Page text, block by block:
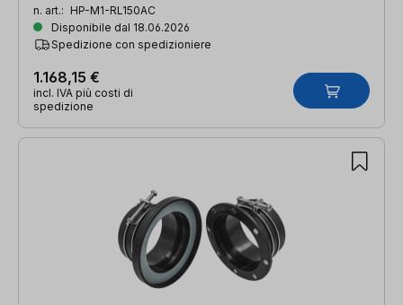
n. art.: HP-M1-RL150AC
Disponibile dal 18.06.2026
Spedizione con spedizioniere
1.168,15 €
incl. IVA più costi di
spedizione